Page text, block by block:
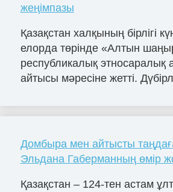
жеңімпазы
Қазақстан халқының бірлігі
елорда төрінде «Алтын
республикалық этносаралық
айтысы мәресіне жетті.
Домбыра мен айтысты
Эльдана Габерманның өмір
Қазақстан – 124-тен астам